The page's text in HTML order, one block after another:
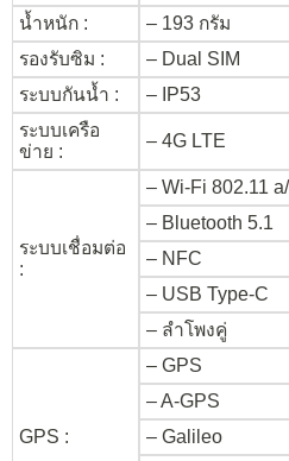
น้ำหนัก :
– 193 กรัม
รองรับซิม :
– Dual SIM
ระบบกันน้ำ :
– IP53
ระบบเครือ
ข่าย :
– 4G LTE
ระบบเชื่อมต่อ
:
– Wi-Fi 802.11
– Bluetooth 5.1
– NFC
– USB Type-C
– ลำโพงคู่
GPS :
– GPS
– A-GPS
– Galileo